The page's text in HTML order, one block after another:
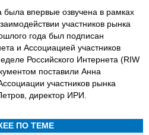
впервые озвучена в рамках
участников рынка
года был подписан
и Ассоциацией участников
Российского Интернета (RIW
поставили Анна
участников рынка
директор ИРИ.
ПО ТЕМЕ